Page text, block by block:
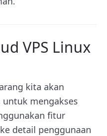
VPS Linux
kita akan
mengakses
fitur
detail penggunaan